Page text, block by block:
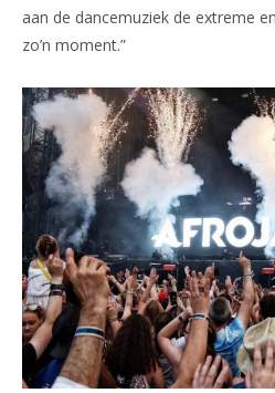
aan de dancemuziek de extreme
zo’n moment.”